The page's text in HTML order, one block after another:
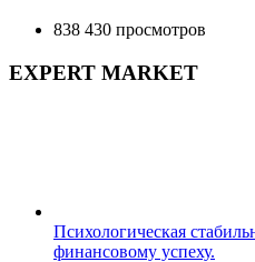
838 430 просмотров
EXPERT MARKET
Психологическая
финансовому успеху.